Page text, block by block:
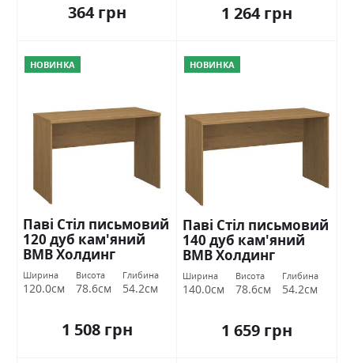
364 грн 1 264 грн
НОВИНКА
Паві Стіл письмовий
120 дуб кам'яний
ВМВ Холдинг
Ширина
120.0см
Висота
78.6см
Глибина
54.2см
1 508 грн
НОВИНКА
Паві Стіл письмовий
140 дуб кам'яний
ВМВ Холдинг
Ширина
140.0см
Висота
78.6см
Глибина
54.2см
1 659 грн